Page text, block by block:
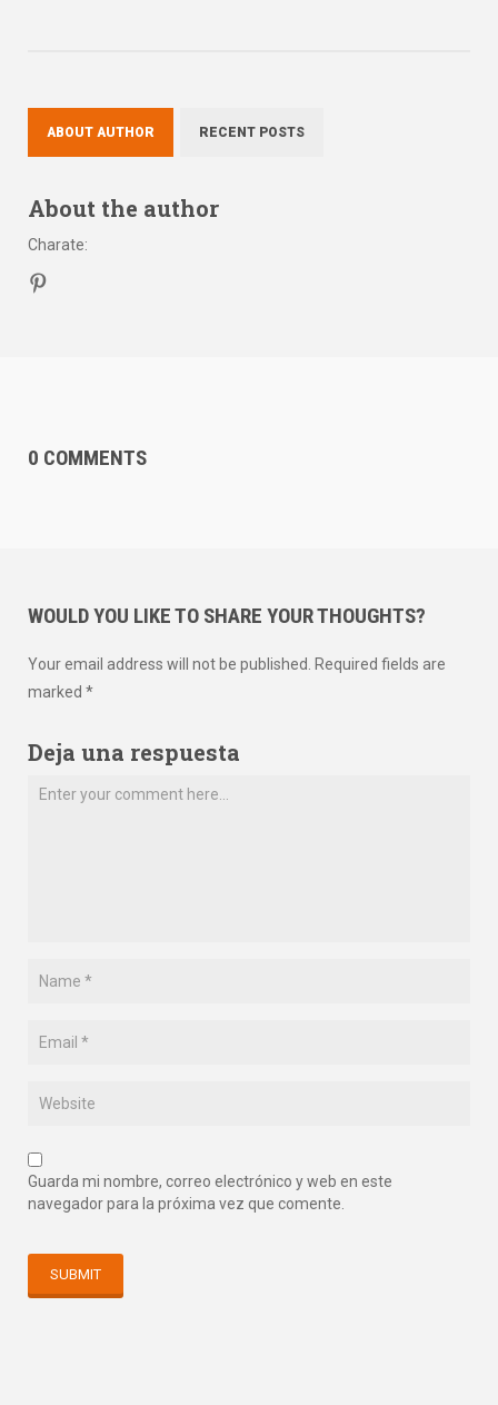
ABOUT AUTHOR RECENT POSTS
About the author
Charate:
0 COMMENTS
WOULD YOU LIKE TO SHARE YOUR THOUGHTS?
Your email address will not be published. Required fields are
marked *
Deja una respuesta
Guarda mi nombre, correo electrónico y web en este
navegador para la próxima vez que comente.